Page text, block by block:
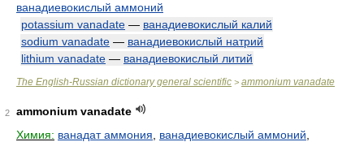
ванадиевокислый аммоний
potassium vanadate — ванадиевокислый калий
sodium vanadate — ванадиевокислый натрий
lithium vanadate — ванадиевокислый литий
The English-Russian dictionary general scientific > ammonium vanadate
2
ammonium vanadate
Химия: ванадат аммония ванадиевокислый аммоний